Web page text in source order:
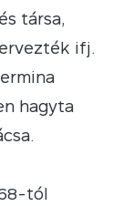
társa,
ifj.
hagyta
tól